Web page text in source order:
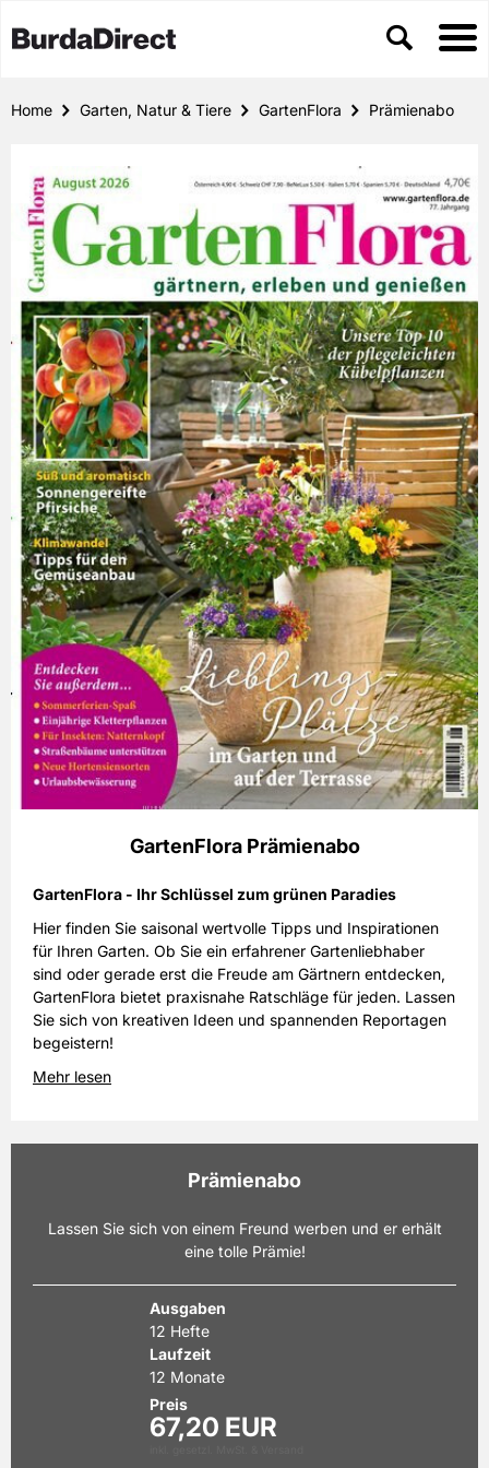
Home Garten, Natur & Tiere GartenFlora Prämienabo
GartenFlora Prämienabo
GartenFlora - Ihr Schlüssel zum grünen Paradies
Hier finden Sie saisonal wertvolle Tipps und Inspirationen
für Ihren Garten. Ob Sie ein erfahrener Gartenliebhaber
sind oder gerade erst die Freude am Gärtnern entdecken,
GartenFlora bietet praxisnahe Ratschläge für jeden. Lassen
Sie sich von kreativen Ideen und spannenden Reportagen
begeistern!
Mehr lesen
Prämienabo
Lassen Sie sich von einem Freund werben und er erhält
eine tolle Prämie!
Ausgaben
12 Hefte
Laufzeit
12 Monate
Preis
67,20 EUR